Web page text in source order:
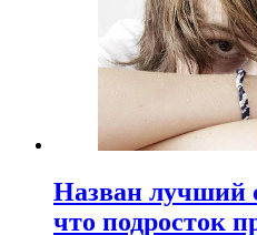
Назван лучший
что подросток